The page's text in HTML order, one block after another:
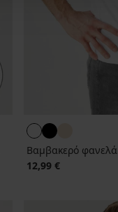
Βαμβακερό
12,99 €